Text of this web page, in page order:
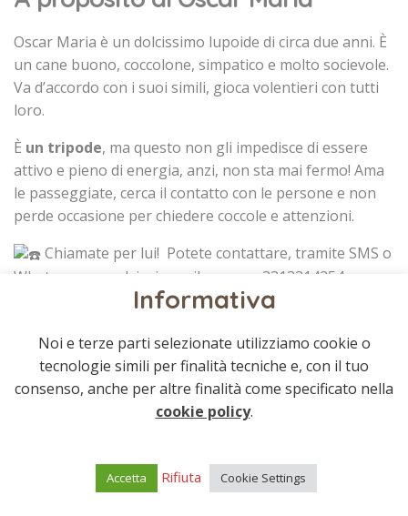
Oscar Maria è un dolcissimo lupoide di circa due anni. È
un cane buono, coccolone, simpatico e molto socievole.
Va d’accordo con i suoi simili, gioca volentieri con tutti
loro.
È un tripode, ma questo non gli impedisce di essere
attivo e pieno di energia, anzi, non sta mai fermo! Ama
le passeggiate, cerca il contatto con le persone e non
perde occasione per chiedere coccole e attenzioni.
Chiamate per lui! Potete contattare, tramite SMS o
Whatsapp a qualsiasi ora, il numero 3313314254 e
verrete ricontattati il prima possibile. In alternativa,
numero 3398139335, dalle 15.00 alle 18.00, no festivi.
© 2021 Associazione bastardini | All rights
Informativa
Noi e terze parti selezionate utilizziamo cookie o
tecnologie simili per finalità tecniche e, con il tuo
consenso, anche per altre finalità come specificato nella
cookie policy.
Accetta Rifiuta Cookie Settings